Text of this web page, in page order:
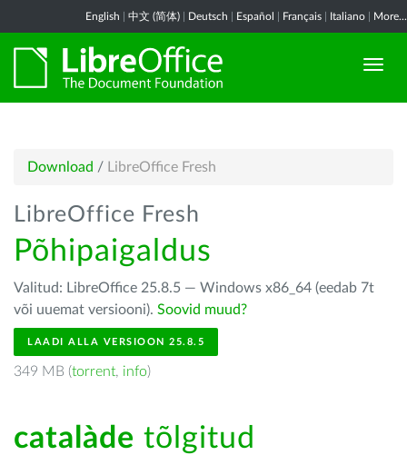
English 中文 (简体) Deutsch Español Français Italiano More...
Download / LibreOffice Fresh
LibreOffice Fresh
Põhipaigaldus
Valitud: LibreOffice 25.8.5 — Windows x86_64 (eedab 7t
või uuemat versiooni). Soovid muud?
LAADI ALLA VERSIOON 25.8.5
349 MB (torrent, info)
catalàde tõlgitud